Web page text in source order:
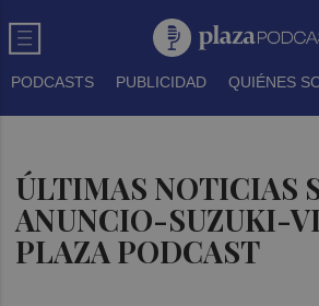
PODCASTS PUBLICIDAD QUIÉNES
ÚLTIMAS NOTICIAS
ANUNCIO-SUZUKI-
PLAZA PODCAST